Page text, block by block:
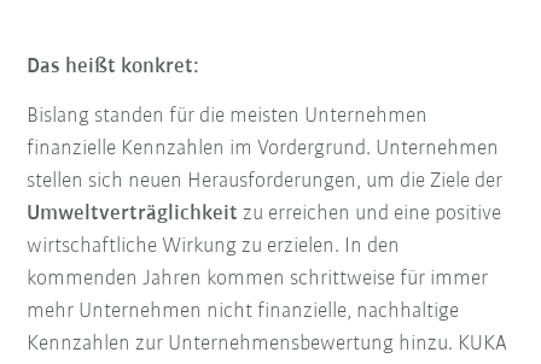
Das heißt konkret:
Bislang standen für die meisten Unternehmen
finanzielle Kennzahlen im Vordergrund. Unternehmen
stellen sich neuen Herausforderungen, um die Ziele der
Umweltverträglichkeitzu erreichen und eine positive
wirtschaftliche Wirkung zu erzielen. In den
kommenden Jahren kommen schrittweise für immer
mehr Unternehmen nicht finanzielle, nachhaltige
Kennzahlen zur Unternehmensbewertung hinzu. KUKA